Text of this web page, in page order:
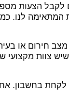
לקבל הצעות
המתאימה לנו.
חירום או
צוות מקצועי
בחשבון.